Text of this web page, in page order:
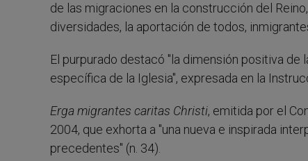
de las migraciones en la construcción del
diversidades, la aportación de todos,
El purpurado destacó "la dimensión positiva
específica de la Iglesia", expresada en la
Erga migrantes caritas Christi, emitida por el
2004, que exhorta a "una nueva e inspirada
precedentes" (n. 34).